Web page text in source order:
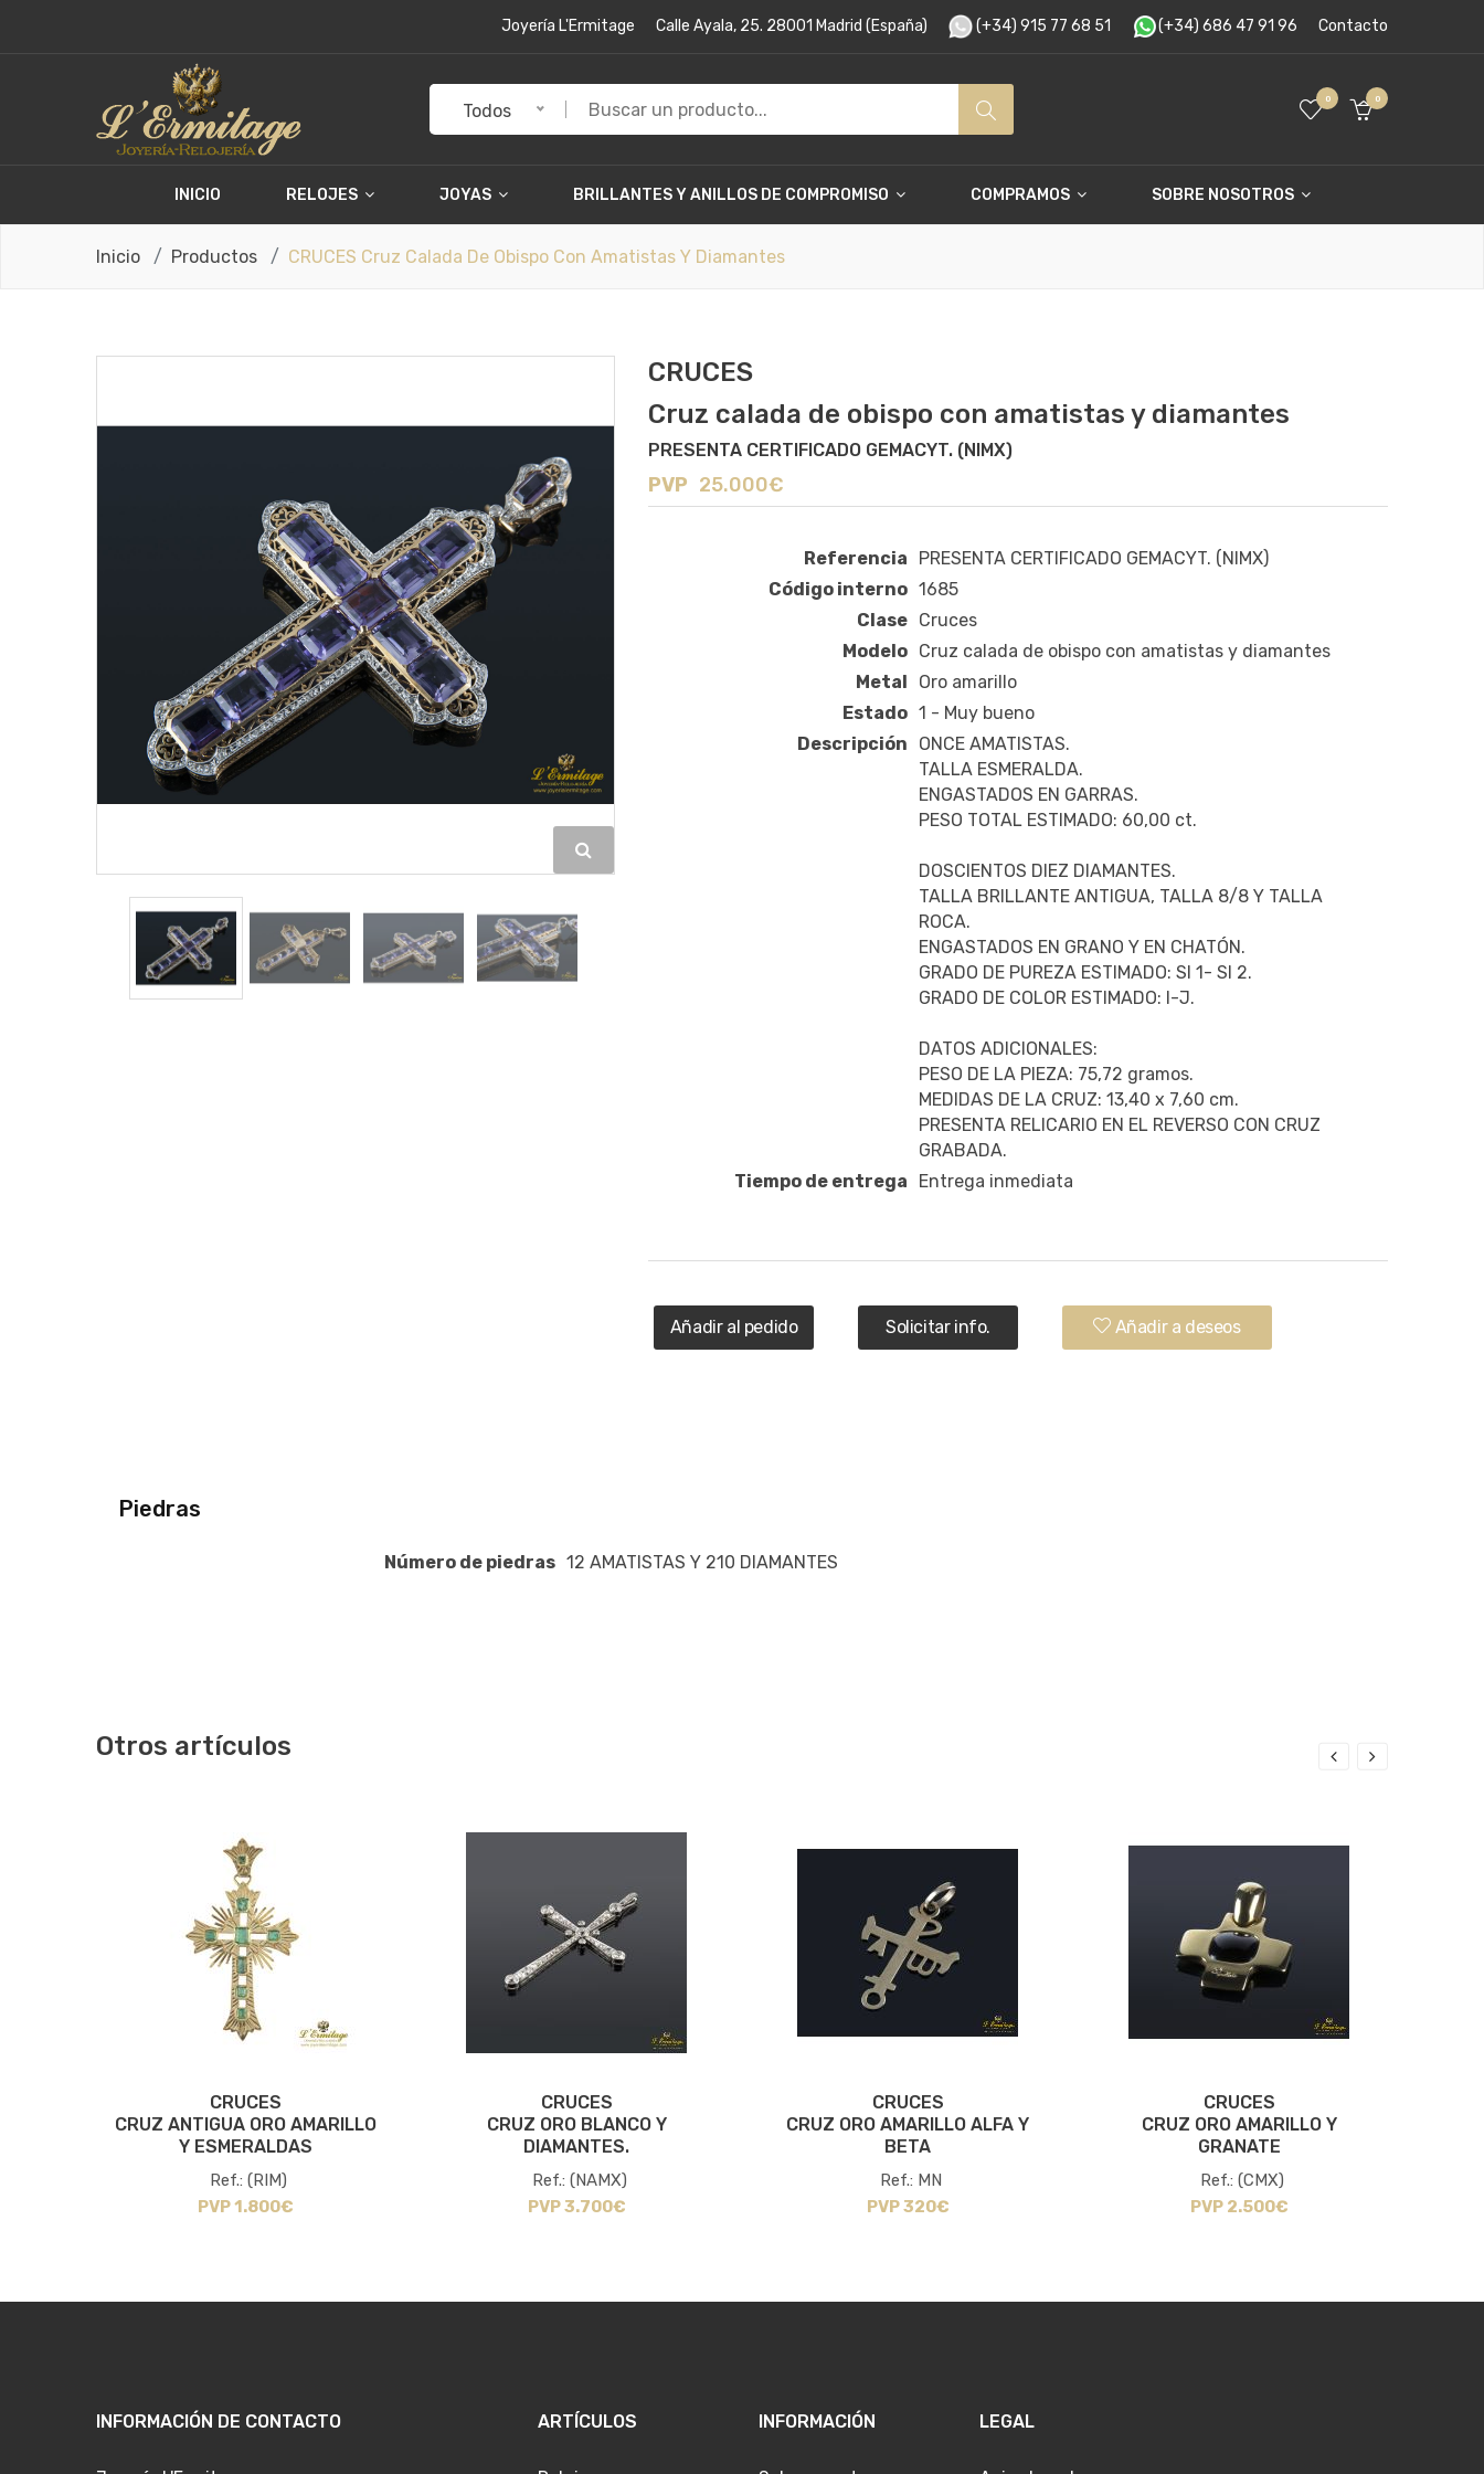
Joyería L'Ermitage Calle Ayala, 25. 28001 Madrid (España) (+34) 915 77 68 51 (+34) 686 47 91 96 Contacto
Todos
0 0
INICIO RELOJES JOYAS BRILLANTES Y ANILLOS DE COMPROMISO COMPRAMOS SOBRE NOSOTROS
Inicio Productos CRUCES Cruz Calada De Obispo Con Amatistas Y Diamantes
CRUCES
Cruz calada de obispo con amatistas y diamantes
PRESENTA CERTIFICADO GEMACYT. (NIMX)
PVP 25.000€
Referencia
PRESENTA CERTIFICADO GEMACYT. (NIMX)
Código interno 1685
Clase
Cruces
Modelo
Cruz calada de obispo con amatistas y diamantes
Metal
Oro amarillo
Estado 1 - Muy bueno
Descripción
ONCE AMATISTAS.
TALLA ESMERALDA.
ENGASTADOS EN GARRAS.
PESO TOTAL ESTIMADO: 60,00 ct.
DOSCIENTOS DIEZ DIAMANTES.
TALLA BRILLANTE ANTIGUA, TALLA 8/8 Y TALLA
ROCA.
ENGASTADOS EN GRANO Y EN CHATÓN.
GRADO DE PUREZA ESTIMADO: SI 1- SI 2.
GRADO DE COLOR ESTIMADO: I-J.
DATOS ADICIONALES:
PESO DE LA PIEZA: 75,72 gramos.
MEDIDAS DE LA CRUZ: 13,40 x 7,60 cm.
PRESENTA RELICARIO EN EL REVERSO CON CRUZ
GRABADA.
Tiempo de entrega
Entrega inmediata
Añadir al pedido Solicitar info. Añadir a deseos
Piedras
Número de piedras 12 AMATISTAS Y 210 DIAMANTES
Otros artículos
CRUCES
CRUZ ANTIGUA ORO AMARILLO
Y ESMERALDAS
Ref.: (RIM)
PVP 1.800€
CRUCES
CRUZ ORO BLANCO Y
DIAMANTES.
Ref.: (NAMX)
PVP 3.700€
CRUCES
CRUZ ORO AMARILLO ALFA Y
BETA
Ref.: MN
PVP 320€
CRUCES
CRUZ ORO AMARILLO Y
GRANATE
Ref.: (CMX)
PVP 2.500€
INFORMACIÓN DE CONTACTO ARTÍCULOS INFORMACIÓN LEGAL